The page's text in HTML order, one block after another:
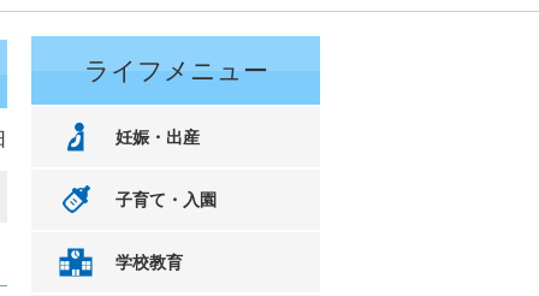
ライフメニュー
妊娠・出産
子育て・入園
学校教育